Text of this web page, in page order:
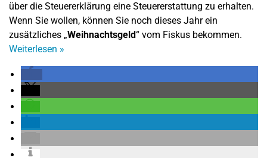
über die Steuererklärung eine Steuererstattung zu erhalten.
Wenn Sie wollen, können Sie noch dieses Jahr ein
zusätzliches „Weihnachtsgeld“ vom Fiskus bekommen.
Weiterlesen »